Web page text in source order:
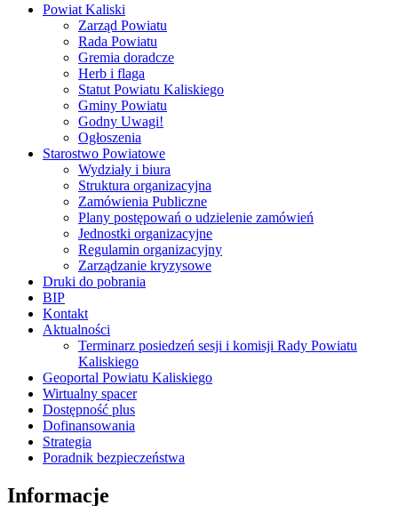
Powiat Kaliski
Zarząd Powiatu
Rada Powiatu
Gremia doradcze
Herb i flaga
Statut Powiatu Kaliskiego
Gminy Powiatu
Godny Uwagi!
Ogłoszenia
Starostwo Powiatowe
Wydziały i biura
Struktura organizacyjna
Zamówienia Publiczne
Plany postępowań o udzielenie zamówień
Jednostki organizacyjne
Regulamin organizacyjny
Zarządzanie kryzysowe
Druki do pobrania
BIP
Kontakt
Aktualności
Terminarz posiedzeń sesji i komisji Rady Powiatu
Kaliskiego
Geoportal Powiatu Kaliskiego
Wirtualny spacer
Dostępność plus
Dofinansowania
Strategia
Poradnik bezpieczeństwa
Informacje